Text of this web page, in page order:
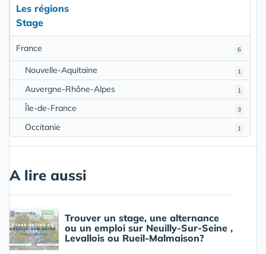
Les régions
Stage
6
France
1
Nouvelle-Aquitaine
1
Auvergne-Rhône-Alpes
3
Île-de-France
1
Occitanie
A lire aussi
Trouver un stage, une alternance
ou un emploi sur Neuilly-Sur-Seine ,
Levallois ou Rueil-Malmaison?